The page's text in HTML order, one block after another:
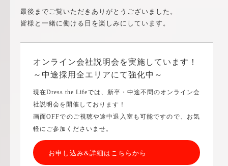
最後までご覧いただきありがとうございました。
皆様と一緒に働ける日を楽しみにしています。
オンライン会社説明会を実施しています！
～中途採用全エリアにて強化中～
現在Dress the Lifeでは、新卒・中途不問のオンライン会
社説明会を開催しております！
画面OFFでのご視聴や途中退入室も可能ですので、お気
軽にご参加くださいませ。
お申し込み&詳細はこちらから